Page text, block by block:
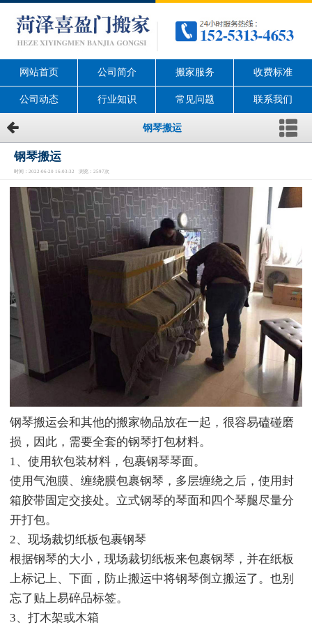
网站首页 公司简介 搬家服务 收费标准
公司动态 行业知识 常见问题 联系我们
钢琴搬运
钢琴搬运
时间：2022-06-20 16:03:32 浏览：2597次
钢琴搬运会和其他的搬家物品放在一起，很容易磕碰磨
损，因此，需要全套的钢琴打包材料。
1、使用软包装材料，包裹钢琴琴面。
使用气泡膜、缠绕膜包裹钢琴，多层缠绕之后，使用封
箱胶带固定交接处。立式钢琴的琴面和四个琴腿尽量分
开打包。
2、现场裁切纸板包裹钢琴
根据钢琴的大小，现场裁切纸板来包裹钢琴，并在纸板
上标记上、下面，防止搬运中将钢琴倒立搬运了。也别
忘了贴上易碎品标签。
3、打木架或木箱